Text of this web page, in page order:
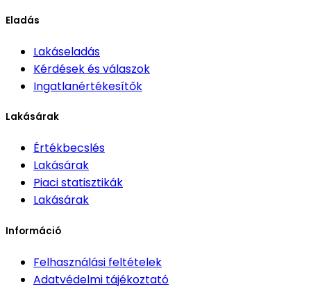
Eladás
Lakáseladás
Kérdések és válaszok
Ingatlanértékesítők
Lakásárak
Értékbecslés
Lakásárak
Piaci statisztikák
Lakásárak
Információ
Felhasználási feltételek
Adatvédelmi tájékoztató